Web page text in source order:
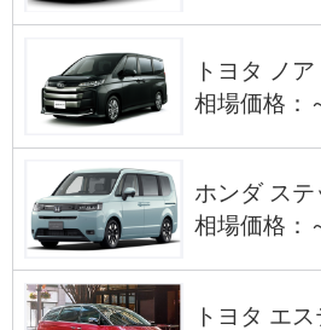
トヨタ ノア
相場価格：
ホンダ ス
相場価格：
トヨタ エ